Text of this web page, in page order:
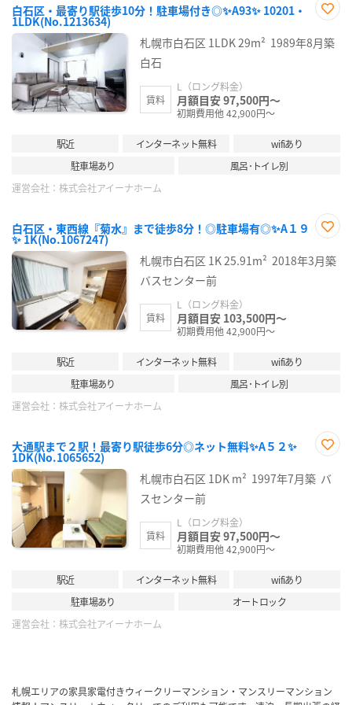
白石区・最寄り駅徒歩10分！駐車場付き◎✨A93✨ 10201・
1LDK(No.1213634)
に入
り登
札幌市白石区 1LDK29m² 1989年8月築
白石
賃料
L（ロング料金）
月額目安 97,500円～
初期費用他 42,900円～
駅近 インターネット無料
wifiあり
駐車場あり
風呂･トイレ別
運営会社： 株式会社アイーナホーム
白石区・東西線『菊水』まで徒歩8分！◎駐車場有◎✨A１９
✨ 1K(No.1067247)
に入
り登
札幌市白石区 1K25.91m² 2018年3月築
バスセンター前
賃料
L（ロング料金）
月額目安 103,500円～
初期費用他 42,900円～
駅近 インターネット無料
wifiあり
駐車場あり
風呂･トイレ別
運営会社： 株式会社アイーナホーム
大通駅まで２駅！最寄り駅徒歩6分◎ネット無料✨A５２✨
1DK(No.1065652)
に入
り登
札幌市白石区 1DK m² 1997年7月築 バ
スセンター前
賃料
L（ロング料金）
月額目安 97,500円～
初期費用他 42,900円～
駅近 インターネット無料
wifiあり
駐車場あり
オートロック
運営会社： 株式会社アイーナホーム
札幌エリアの家具家電付きウィークリーマンション・マンスリーマンション